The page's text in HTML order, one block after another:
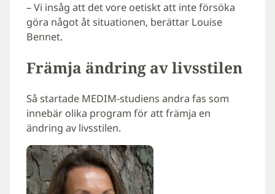
– Vi insåg att det vore oetiskt att inte försöka
göra något åt situationen, berättar Louise
Bennet.
Främja ändring av livsstilen
Så startade MEDIM-studiens andra fas som
innebär olika program för att främja en
ändring av livsstilen.